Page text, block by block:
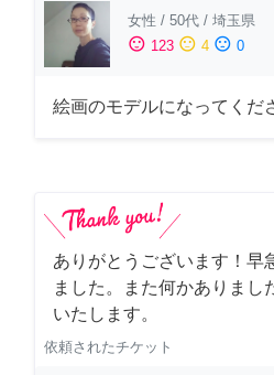
女性 / 50代 / 埼玉県
sentiment_satisfied 123 sentiment_neutral 4 sentiment_dissatisfied 0
絵画のモデルになってくだ
ありがとうございます！早
ました。また何かありまし
いたします。
依頼されたチケット